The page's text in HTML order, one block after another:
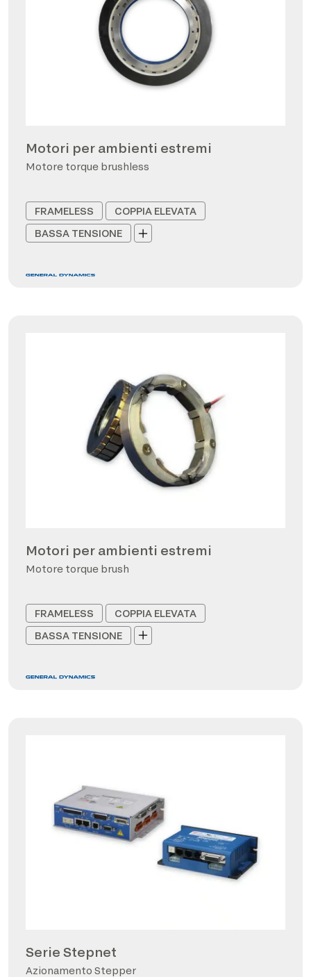
Motori per ambienti estremi
Motore torque brushless
FRAMELESS
COPPIA ELEVATA
BASSA TENSIONE
Motori per ambienti estremi
Motore torque brush
FRAMELESS
COPPIA ELEVATA
BASSA TENSIONE
Serie Stepnet
Azionamento Stepper